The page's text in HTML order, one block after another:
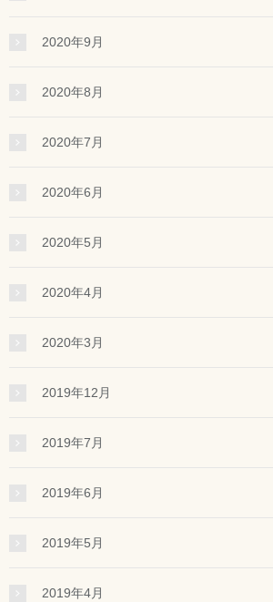
2020年9月
2020年8月
2020年7月
2020年6月
2020年5月
2020年4月
2020年3月
2019年12月
2019年7月
2019年6月
2019年5月
2019年4月